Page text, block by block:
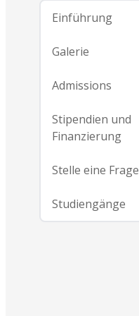
Einführung
Galerie
Admissions
Stipendien und
Finanzierung
Stelle eine Frage
Studiengänge